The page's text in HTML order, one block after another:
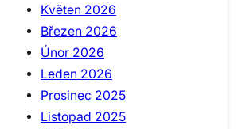
Květen 2026
Březen 2026
Únor 2026
Leden 2026
Prosinec 2025
Listopad 2025